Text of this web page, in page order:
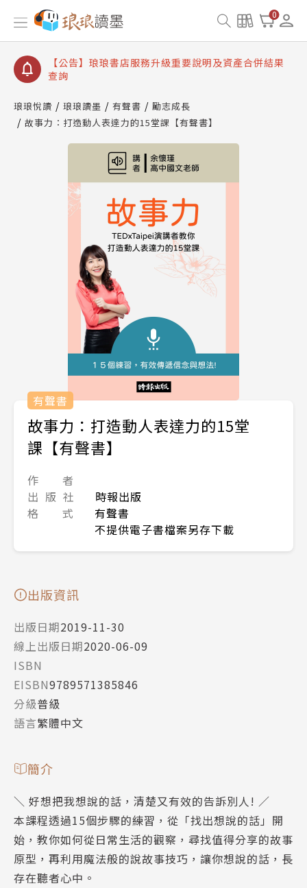
0
【公告】琅琅讀墨書櫃開通常見問題
【公告】琅琅讀墨 3 分鐘完成書櫃開通與資產合併申
【公告】琅琅書店服務升級重要說明及資產合併結果
查詢
停部分閱讀服務
琅琅悅讀 琅琅讀墨 有聲書
勵志成長
故事力：打造動人表達力的15堂課【有聲書】
有聲書
故事力：打造動人表達力的15堂
課【有聲書】
作 者
出 版 社
時報出版
格 式
有聲書
不提供電子書檔案另存下載
出版資訊
出版日期2019-11-30
線上出版日期2020-06-09
ISBN
EISBN9789571385846
分級普級
語言繁體中文
簡介
＼ 好想把我想說的話，清楚又有效的告訴別人! ／
本課程透過15個步驟的練習，從「找出想說的話」開
始，教你如何從日常生活的觀察，尋找值得分享的故事
原型，再利用魔法般的說故事技巧，讓你想說的話，長
存在聽者心中。